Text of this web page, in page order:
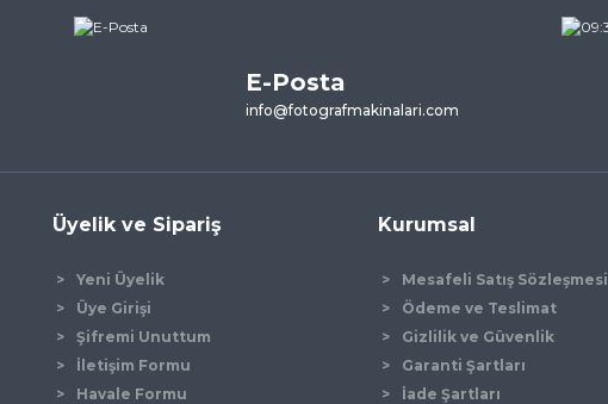
Gönder
E-Posta
info@fotografmakinalari.com
Üyelik ve Sipariş
Yeni Üyelik
Üye Girişi
Şifremi Unuttum
İletişim Formu
Havale Formu
Kurumsal
Mesafeli Satış Sözleşmesi
Ödeme ve Teslimat
Gizlilik ve Güvenlik
Garanti Şartları
İade Şartları